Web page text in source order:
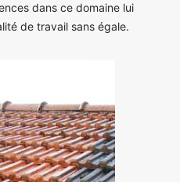
dans ce domaine lui
de travail sans égale.